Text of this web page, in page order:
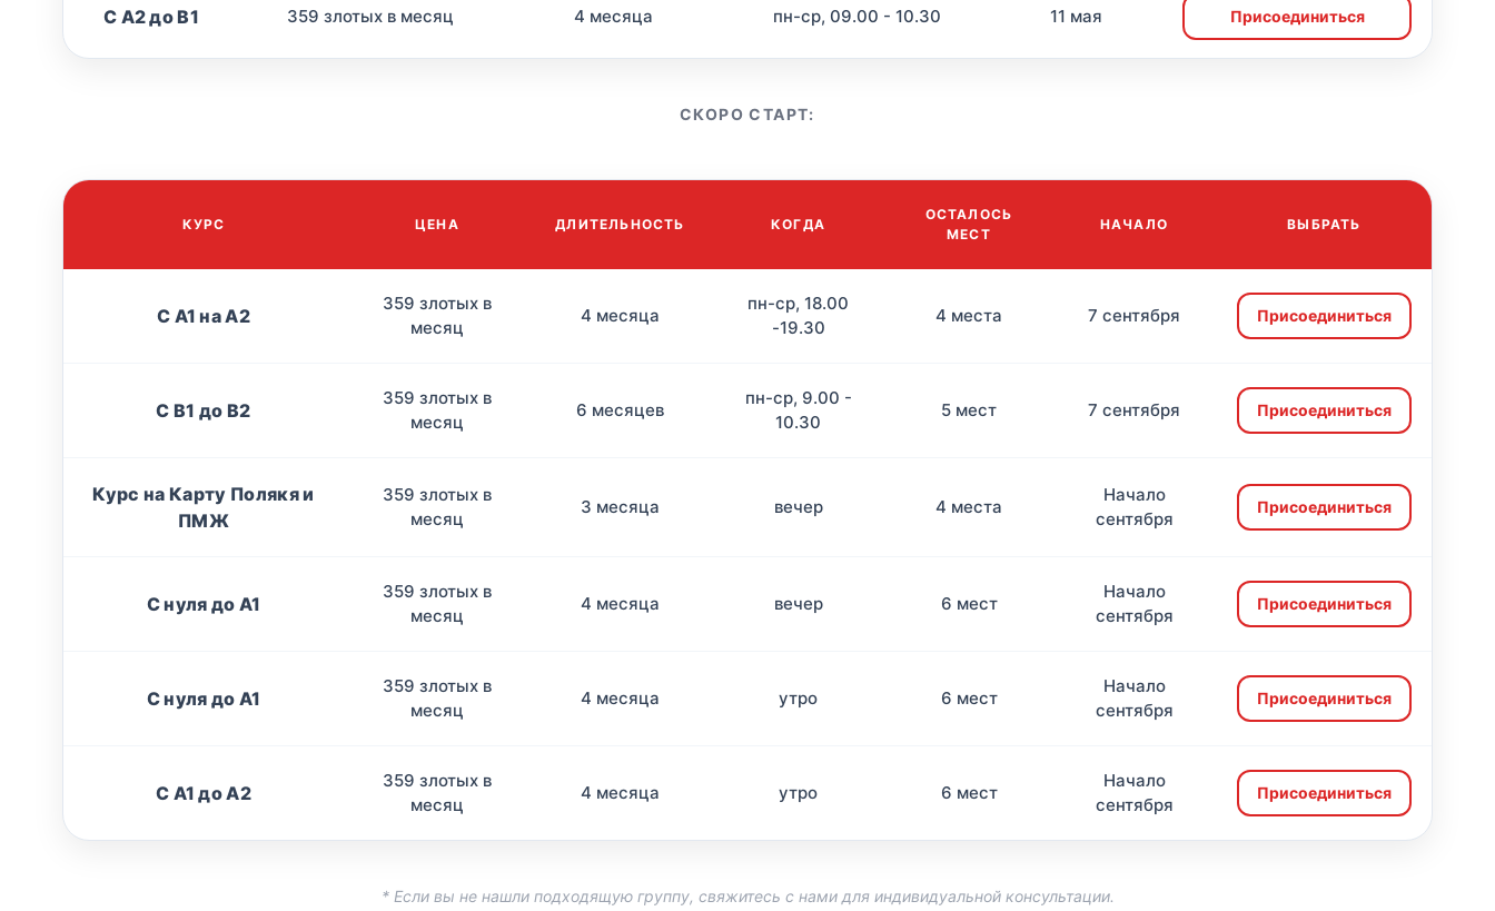
С A2 до B1 359 злотых в месяц 4 месяца пн-ср, 09.00 - 10.30 11 мая Присоединиться
СКОРО СТАРТ:
КУРС ЦЕНА ДЛИТЕЛЬНОСТЬ КОГДА
ОСТАЛОСЬ
МЕСТ
НАЧАЛО ВЫБРАТЬ
С А1 на А2
359 злотых в
месяц
4 месяца
пн-ср, 18.00
-19.30
4 места 7 сентября Присоединиться
С B1 до B2
359 злотых в
месяц
6 месяцев
пн-ср, 9.00 -
10.30
5 мест 7 сентября Присоединиться
Курс на Карту Полякя и
ПМЖ
359 злотых в
месяц
3 месяца вечер 4 места
Начало
сентября
Присоединиться
С нуля до А1
359 злотых в
месяц
4 месяца вечер 6 мест
Начало
сентября
Присоединиться
С нуля до А1
359 злотых в
месяц
4 месяца утро 6 мест
Начало
сентября
Присоединиться
С A1 до A2
359 злотых в
месяц
4 месяца утро 6 мест
Начало
сентября
Присоединиться
* Если вы не нашли подходящую группу, свяжитесь с нами для индивидуальной консультации.